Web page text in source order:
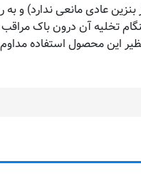
صورت نبود آن استفاده از بنزین عادی مانعی
به دلیل کوچک بودن تیوب هنگام تخلیه
این محصول استفاده